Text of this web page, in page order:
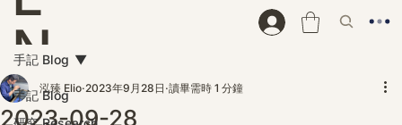
N
D
手記 Blog
手記 Blog
2023-09-28
泓臻 Elio 2023年9月28日 讀畢需時 1 分鐘